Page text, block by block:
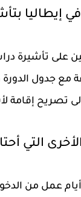
إيطاليا
مع جدول
إلى تصريح
التي